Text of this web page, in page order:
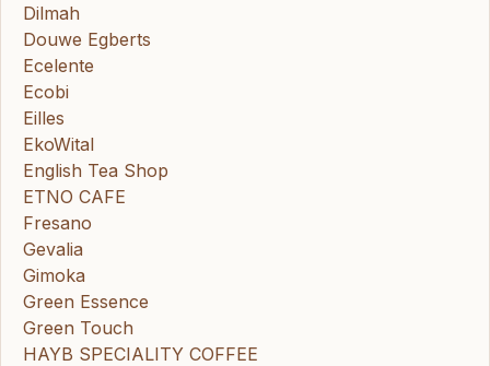
Dilmah
Douwe Egberts
Ecelente
Ecobi
Eilles
EkoWital
English Tea Shop
ETNO CAFE
Fresano
Gevalia
Gimoka
Green Essence
Green Touch
HAYB SPECIALITY COFFEE